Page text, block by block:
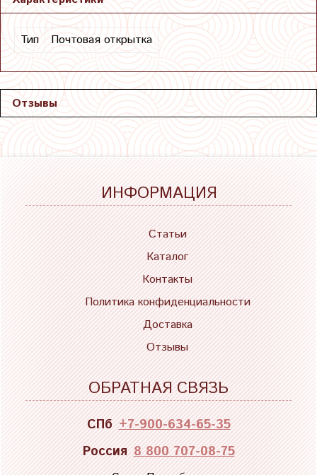
Тип Почтовая открытка
Отзывы
ИНФОРМАЦИЯ
Статьи
Каталог
Контакты
Политика конфиденциальности
Доставка
Отзывы
ОБРАТНАЯ СВЯЗЬ
СПб +7-900-634-65-35
Россия 8 800 707-08-75